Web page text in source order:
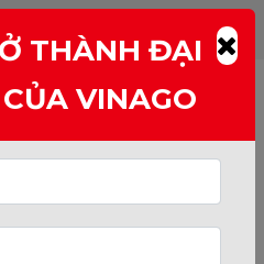
THÀNH ĐẠI
VINAGO